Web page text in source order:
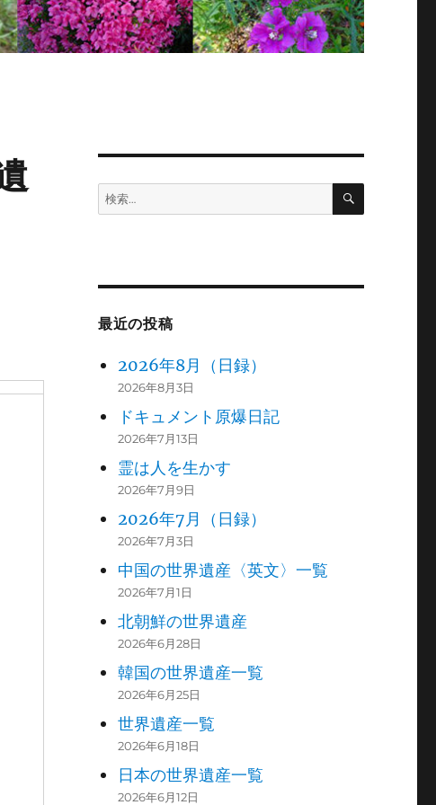
検
索:
検
最近の投稿
2026年8月（日録）
2026年8月3日
ドキュメント原爆日記
2026年7月13日
霊は人を生かす
2026年7月9日
2026年7月（日録）
2026年7月3日
中国の世界遺産〈英文〉一覧
2026年7月1日
北朝鮮の世界遺産
2026年6月28日
韓国の世界遺産一覧
2026年6月25日
世界遺産一覧
2026年6月18日
日本の世界遺産一覧
2026年6月12日